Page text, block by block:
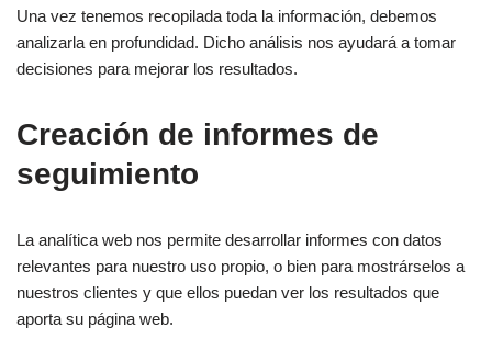
Una vez tenemos recopilada toda la información, debemos
analizarla en profundidad. Dicho análisis nos ayudará a tomar
decisiones para mejorar los resultados.
Creación de informes de
seguimiento
La analítica web nos permite desarrollar informes con datos
relevantes para nuestro uso propio, o bien para mostrárselos a
nuestros clientes y que ellos puedan ver los resultados que
aporta su página web.